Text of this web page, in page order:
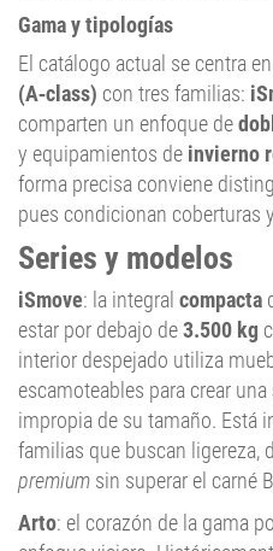
Gama y tipologías
El catálogo actual se centra en
(A‑class) con tres familias:
comparten un enfoque de
y equipamientos de invierno
forma precisa conviene
pues condicionan coberturas
Series y modelos
iSmove: la integral compacta
estar por debajo de3.500 kg
interior despejado utiliza
escamoteables para crear una
impropia de su tamaño. Está
familias que buscan ligereza,
premium sin superar el carné
Arto: el corazón de la gama